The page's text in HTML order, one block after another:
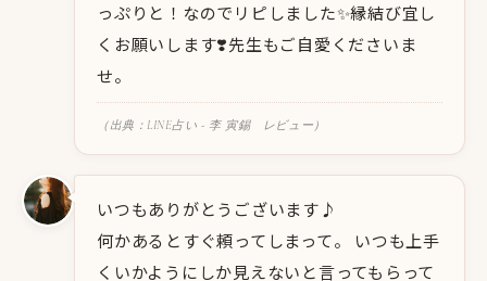
っぷりと！なのでリピしました✨縁結び宜し
くお願いします❣️先生もご自愛くださいま
せ。
（出典：LINE占い - 李 寅錫 レビュー）
いつもありがとうございます♪
何かあるとすぐ頼ってしまって。 いつも上手
くいかようにしか見えないと言ってもらって